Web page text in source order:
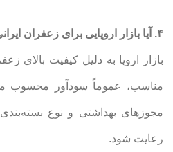
۴. آیا بازار اروپایی برای زعفران ایرانی سودآور است؟
بازار اروپا به دلیل کیفیت بالای
مناسب، عموماً سودآور محسوب
مجوزهای بهداشتی و نوع
رعایت شود.